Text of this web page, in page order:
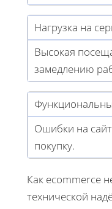
Нагрузка на
Высокая
замедлению
Ошибки на
покупку.
Как ecommerce
технической